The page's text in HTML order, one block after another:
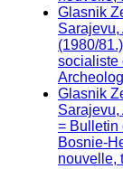
Glasnik
Sarajevu,
(1980/
socialiste
Glasnik
= Bulletin
Bosnie-
nouvelle,